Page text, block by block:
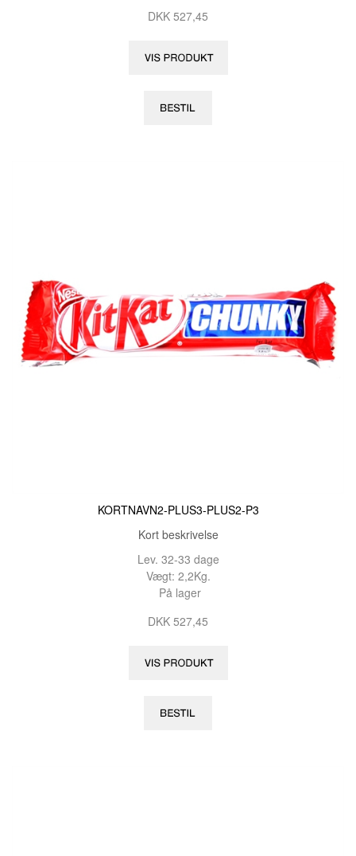
DKK 527,45
KORTNAVN2-PLUS3-PLUS2-P3
Kort beskrivelse
Lev. 32-33 dage
Vægt: 2,2Kg.
På lager
DKK 527,45